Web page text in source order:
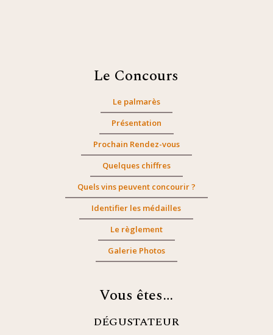
Le Concours
Le palmarès
Présentation
Prochain Rendez-vous
Quelques chiffres
Quels vins peuvent concourir ?
Identifier les médailles
Le règlement
Galerie Photos
Vous êtes…
DÉGUSTATEUR